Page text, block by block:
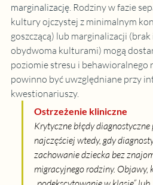
marginalizację Rodziny w fazie
kultury ojczystej z minimalnym
goszczącą) lub marginalizacji
obydwoma kulturami) mogą
poziomie stresu i behawioralnego
powinno być uwzględniane przy
kwestionariuszy.
Ostrzeżenie kliniczne
Krytyczne błędy
najczęściej wtedy, gdy
zachowanie dziecka bez
migracyjnego rodziny. Objawy,